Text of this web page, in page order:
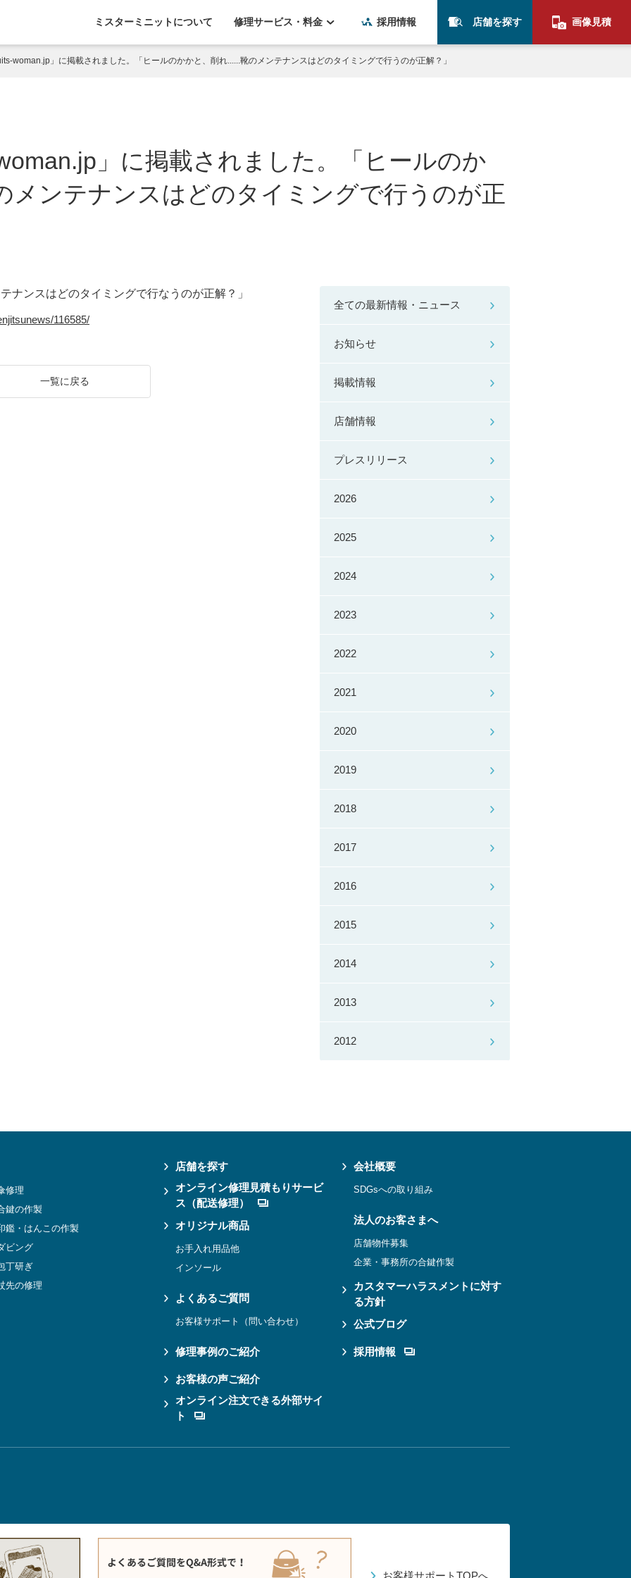
ミスターミニットについて 修理サービス・料金 採用情報 店舗を探す 画像見積
woman.jp」に掲載されました。「ヒールのかかと、削れ......靴のメンテナンスはどのタイミングで行うのが正解？」
」に掲載されました。「ヒールのか
メンテナンスはどのタイミングで行うのが正
ナンスはどのタイミングで行なうのが正解？」
116585/
一覧に戻る
全ての最新情報・ニュース
お知らせ
掲載情報
店舗情報
プレスリリース
2026
2025
2024
2023
2022
2021
2020
2019
2018
2017
2016
2015
2014
2013
2012
お客様サポートTOPへ
修理
鍵の作製
鑑・はんこの作製
ビング
丁研ぎ
先の修理
店舗を探す
オンライン修理見積もりサービ
ス（配送修理）
オリジナル商品
お手入れ用品他
インソール
よくあるご質問
お客様サポート（問い合わせ）
修理事例のご紹介
お客様の声ご紹介
オンライン注文できる外部サイ
ト
会社概要
SDGsへの取り組み
法人のお客さまへ
店舗物件募集
企業・事務所の合鍵作製
カスタマーハラスメントに対す
る方針
公式ブログ
採用情報